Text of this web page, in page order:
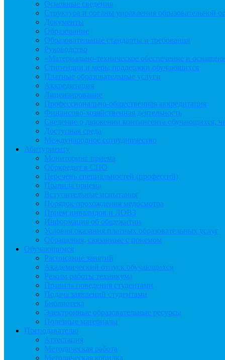
Основные сведения
Структура и органы управления образовательной
Документы
Образование
Образовательные стандарты и требования
Руководство
«Материально-техническое обеспечение и
Стипендии и меры поддержки обучающихся
Платные образовательные услуги
Аккредитация
Лицензирование
Профессионально-общественная аккредитация
Финансово-хозяйственная деятельность
Сведение о движении контингента обучающихся,
Доступная среда
Международное сотрудничество
Абитуриенту
Мониторинг приема
Обркредит в СПО
Перечень специальностей (профессий)
Правила приема
Вступительные испытания
Порядок прохождения медосмотра
Прием инвалидов и ЛОВЗ
Информация об общежитии
Условия оказания платных образовательных услуг
Обращения, связанные с приемом
Обучающимся
Расписание занятий
Академический отпуск обучающихся
Режим работы техникума
Правила поведения студентами
Подача заявлений студентами
Библиотека
Электронные образовательные ресурсы
Полезные материалы
Преподавателю
Аттестация
Методическая работа
Методическая копилка